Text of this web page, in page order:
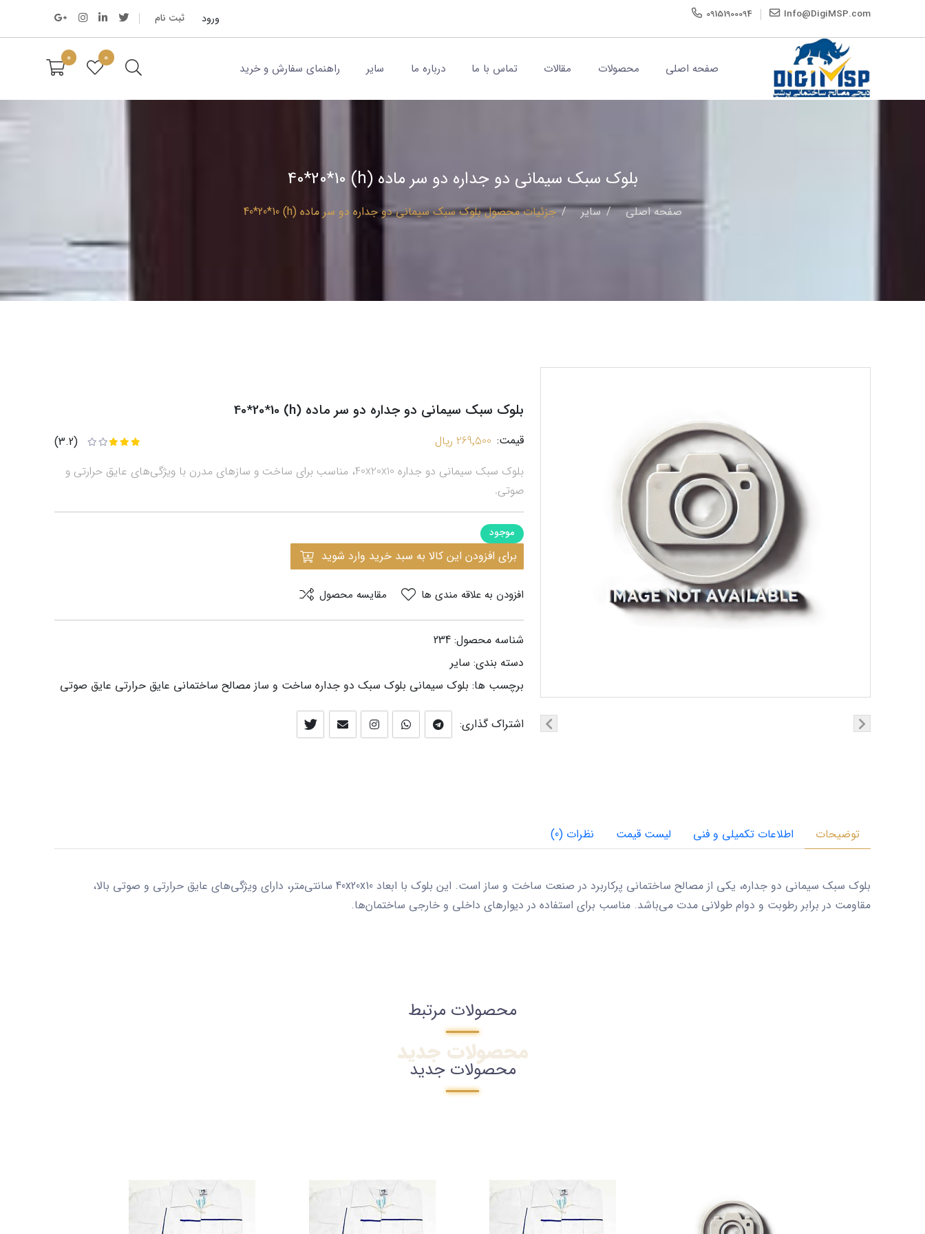
Info@DigiMSP.com
09151900094 ورود ثبت نام
صفحه اصلی محصولات مقالات تماس با ما درباره ما سایر راهنمای سفارش و خرید
0
0
بلوک سبک سیمانی دو جداره دو سر ماده (h) 40*20*10
صفحه اصلی ساير جزئیات محصول بلوک سبک سیمانی دو جداره دو سر ماده (h) 40*20*10
بلوک سبک سیمانی دو جداره دو سر ماده (h) 40*20*10
قیمت: 269٬500 ریال
(3.2)
بلوک سبک سیمانی دو جداره 40x20x10، مناسب برای ساخت و سازهای مدرن با ویژگی‌های عایق حرارتی و
صوتی.
موجود
برای افزودن این کالا به سبد خرید وارد شوید
افزودن به علاقه مندی ها مقایسه محصول
شناسه محصول:234
دسته بندی: ساير
برچسب ها: بلوک سیمانی بلوک سبک دو جداره ساخت و ساز مصالح ساختمانی عایق حرارتی عایق صوتی
اشتراک گذاری:
توضیحات اطلاعات تکمیلی و فنی لیست قیمت نظرات (0)
بلوک سبک سیمانی دو جداره، یکی از مصالح ساختمانی پرکاربرد در صنعت ساخت و ساز است. این بلوک با ابعاد 40x20x10 سانتی‌متر، دارای ویژگی‌های عایق حرارتی و صوتی بالا،
مقاومت در برابر رطوبت و دوام طولانی مدت می‌باشد. مناسب برای استفاده در دیوارهای داخلی و خارجی ساختمان‌ها.
محصولات مرتبط
محصولات جدید
محصولات جدید